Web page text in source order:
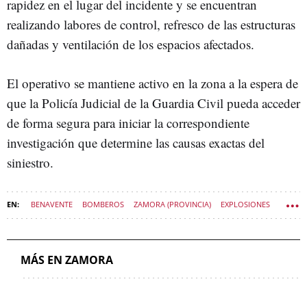
rapidez en el lugar del incidente y se encuentran
realizando labores de control, refresco de las estructuras
dañadas y ventilación de los espacios afectados.
El operativo se mantiene activo en la zona a la espera de
que la Policía Judicial de la Guardia Civil pueda acceder
de forma segura para iniciar la correspondiente
investigación que determine las causas exactas del
siniestro.
BENAVENTE BOMBEROS ZAMORA (PROVINCIA) EXPLOSIONES
MÁS EN ZAMORA